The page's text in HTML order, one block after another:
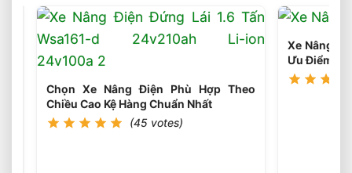
Điện
Theo
Trọng
Thực
Chọn Xe Nâng Điện Phù Hợp Theo
Chiều Cao Kệ Hàng Chuẩn Nhất
(45 votes)
Xe Nâng
Ưu Điểm Gì